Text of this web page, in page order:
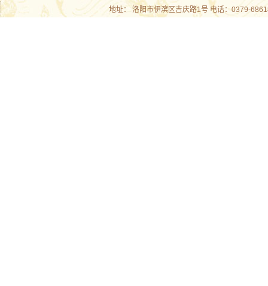
地址： 洛阳市伊滨区吉庆路1号 电话：0379-